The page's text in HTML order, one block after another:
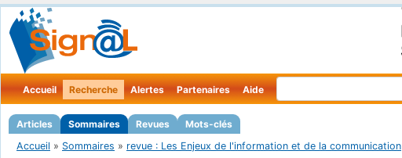
Accueil Recherche
Articles Sommaires Revues Mots-clés
Alertes Partenaires Aide
Accueil » Sommaires » revue : Les Enjeux de l'information et de la communication